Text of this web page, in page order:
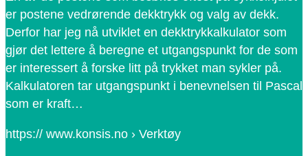
er postene vedrørende dekktrykk og valg av dekk.
Derfor har jeg nå utviklet en dekktrykkalkulator som
gjør det lettere å beregne et utgangspunkt for de som
er interessert å forske litt på trykket man sykler på.
Kalkulatoren tar utgangspunkt i benevnelsen til Pascal
som er kraft…
https:// www.konsis.no › Verktøy